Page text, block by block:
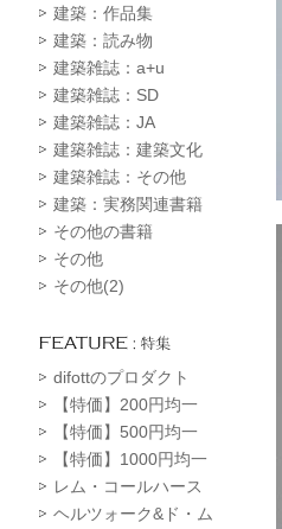
建築：作品集
建築：読み物
建築雑誌：a+u
建築雑誌：SD
建築雑誌：JA
建築雑誌：建築文化
建築雑誌：その他
建築：実務関連書籍
その他の書籍
その他
その他(2)
difottのプロダクト
【特価】200円均一
【特価】500円均一
【特価】1000円均一
レム・コールハース
ヘルツォーク&ド・ム